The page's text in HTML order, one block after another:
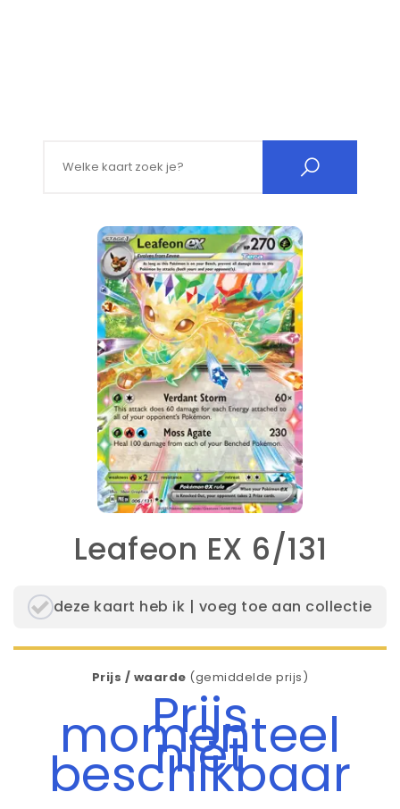
Leafeon EX 6/131
deze kaart heb ik | voeg toe aan collectie
Prijs / waarde (gemiddelde prijs)
Prijs
momenteel
niet
beschikbaar